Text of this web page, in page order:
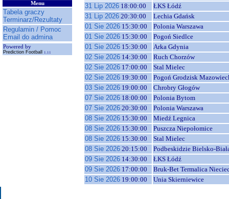
Menu
Tabela graczy
Terminarz/Rezultaty
Regulamin / Pomoc
Email do admina
Powered by
Prediction Football 1.11
31 Lip 2026 18:00:00
ŁKS Łódź
31 Lip 2026 20:30:00
Lechia Gdańsk
01 Sie 2026 15:30:00
Polonia Warszawa
01 Sie 2026 15:30:00
Pogoń Siedlce
01 Sie 2026 15:30:00
Arka Gdynia
02 Sie 2026 14:30:00
Ruch Chorzów
02 Sie 2026 17:00:00
Stal Mielec
02 Sie 2026 19:30:00
Pogoń Grodzisk
03 Sie 2026 19:00:00
Chrobry Głogów
07 Sie 2026 18:00:00
Polonia Bytom
07 Sie 2026 20:30:00
Polonia Warszawa
08 Sie 2026 15:30:00
Miedź Legnica
08 Sie 2026 15:30:00
Puszcza Niepołomice
08 Sie 2026 15:30:00
Stal Mielec
08 Sie 2026 20:15:00
Podbeskidzie Bielsko-
09 Sie 2026 14:30:00
ŁKS Łódź
09 Sie 2026 17:00:00
Bruk-Bet Termalica
10 Sie 2026 19:00:00 Unia Skierniewice